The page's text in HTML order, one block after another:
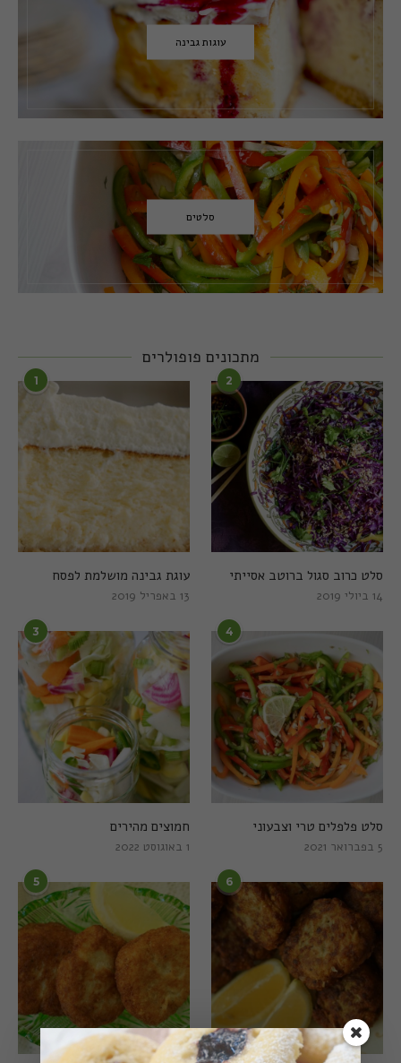
עוגות גבינה
סלטים
מתכונים פופולרים
1
עוגת גבינה מושלמת לפסח
13 באפריל 2019
2
סלט כרוב סגול ברוטב אסייתי
14 ביולי 2019
3
חמוצים מהירים
1 באוגוסט 2022
4
סלט פלפלים טרי וצבעוני
5 בפברואר 2021
5 6